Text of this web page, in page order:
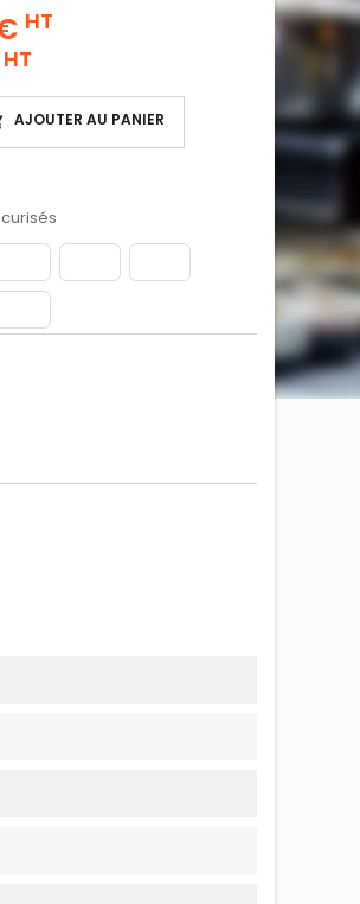
HT
HT
AJOUTER AU PANIER